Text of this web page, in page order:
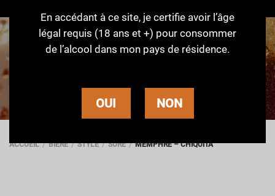
ACCUEIL BIÈRE STYLE SURE MEMPHRÉ – CHIQUITA
En accédant à ce site, je certifie avoir l’âge
légal requis (18 ans et +) pour consommer
de l’alcool dans mon pays de résidence.
OUI NON